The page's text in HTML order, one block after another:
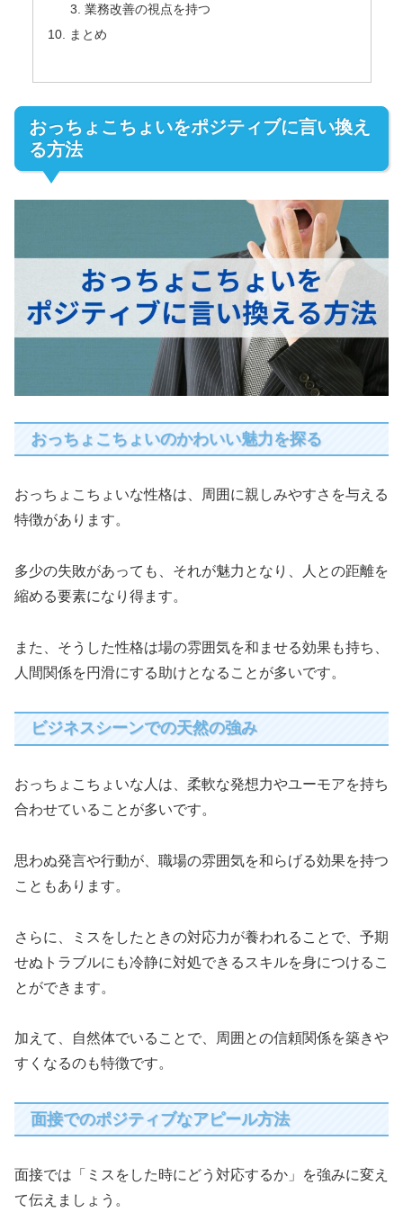
業務改善の視点を持つ
まとめ
おっちょこちょいをポジティブに言い換え
る方法
おっちょこちょいのかわいい魅力を探る
おっちょこちょいな性格は、周囲に親しみやすさを与える
特徴があります。
多少の失敗があっても、それが魅力となり、人との距離を
縮める要素になり得ます。
また、そうした性格は場の雰囲気を和ませる効果も持ち、
人間関係を円滑にする助けとなることが多いです。
ビジネスシーンでの天然の強み
おっちょこちょいな人は、柔軟な発想力やユーモアを持ち
合わせていることが多いです。
思わぬ発言や行動が、職場の雰囲気を和らげる効果を持つ
こともあります。
さらに、ミスをしたときの対応力が養われることで、予期
せぬトラブルにも冷静に対処できるスキルを身につけるこ
とができます。
加えて、自然体でいることで、周囲との信頼関係を築きや
すくなるのも特徴です。
面接でのポジティブなアピール方法
面接では「ミスをした時にどう対応するか」を強みに変え
て伝えましょう。